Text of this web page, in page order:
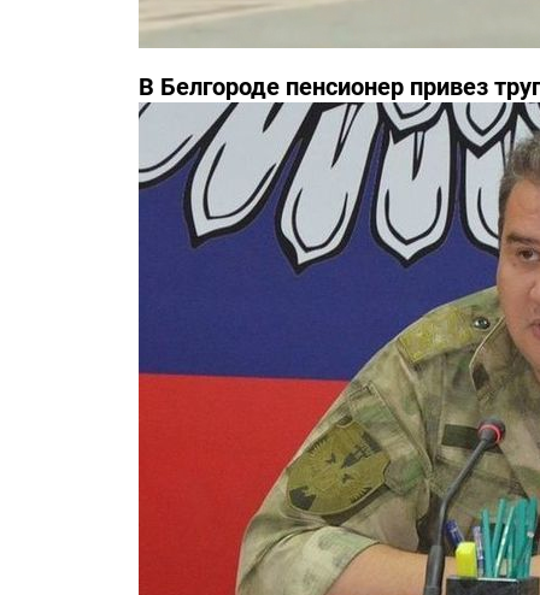
В Белгороде пенсионер привез